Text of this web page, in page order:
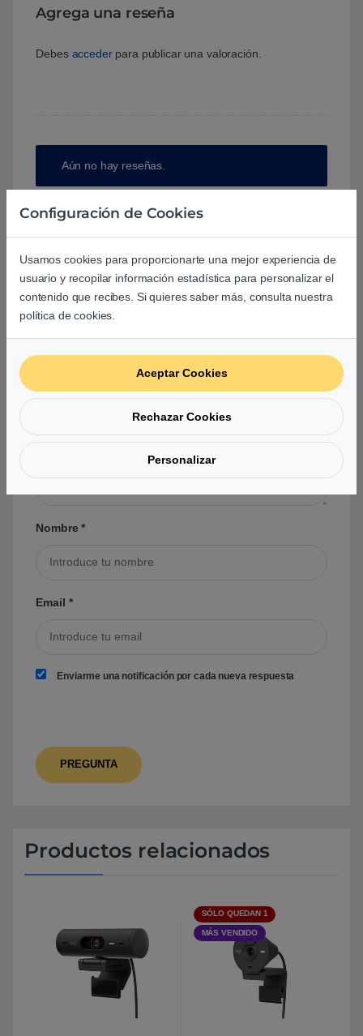
Agrega una reseña
Debes accederpara publicar una valoración.
Aún no hay reseñas.
Preguntas y respuestas de los
usuarios sobre este producto
No hay preguntas aún. Sé el primero en hacer
una pregunta acerca de este producto.
Tu pregunta*
Nombre*
Email *
Enviarme una notificación por cada nueva respuesta
Productos relacionados
SÓLO QUEDAN 1
MÁS VENDIDO
Configuración de Cookies
Usamos cookies para proporcionarte una mejor experiencia de
usuario y recopilar información estadística para personalizar el
contenido que recibes. Si quieres saber más, consulta nuestra
política de cookies.
Aceptar Cookies
Rechazar Cookies
Personalizar